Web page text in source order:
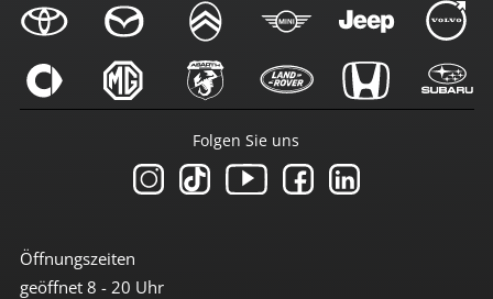
Öffnungszeiten
geöffnet 8 - 20 Uhr
Folgen Sie uns